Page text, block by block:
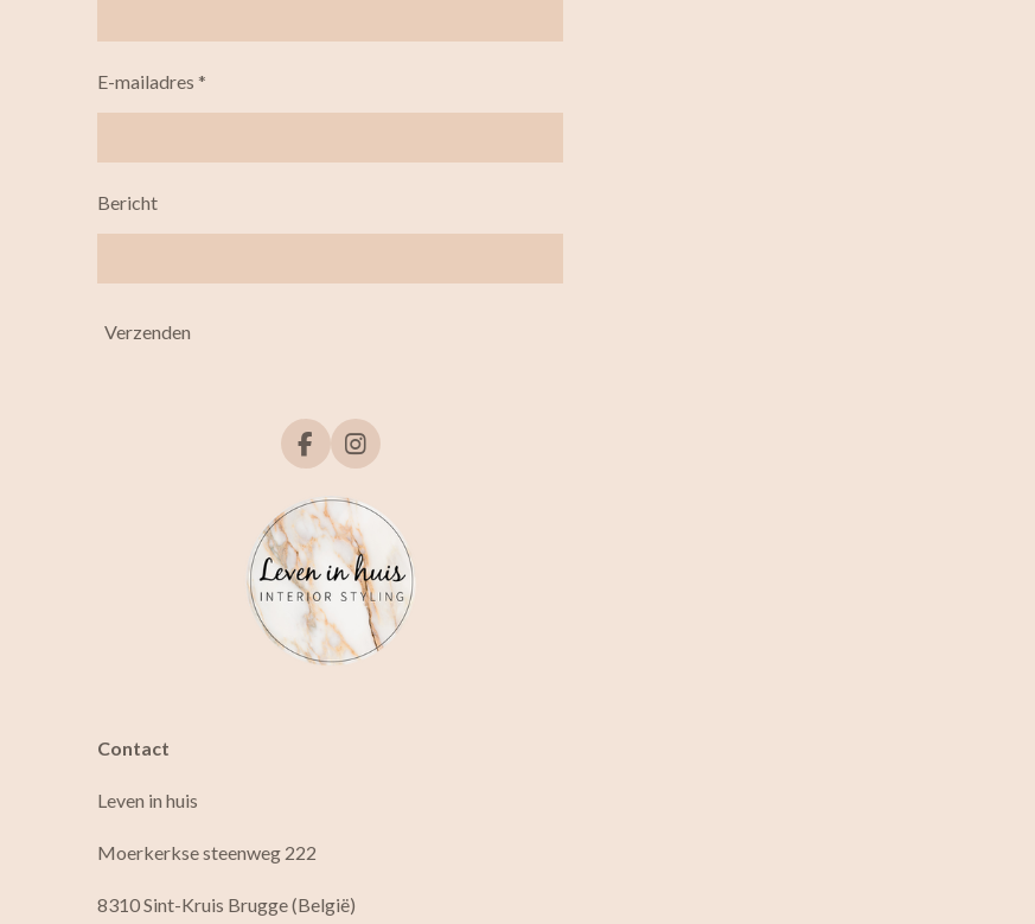
E-mailadres *
Bericht
Verzenden
F
a
c
e
b
o
o
k
I
n
s
t
a
g
r
m
Contact
Leven in huis
Moerkerkse steenweg 222
8310 Sint-Kruis Brugge (België)